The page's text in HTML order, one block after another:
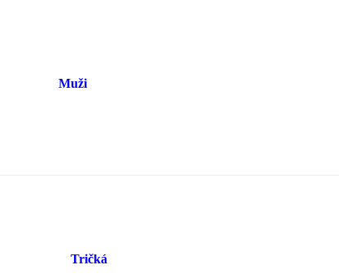
Muži
Tričká